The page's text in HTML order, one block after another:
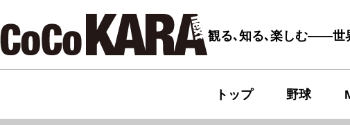
観る､知る､楽しむ――世
トップ 野球